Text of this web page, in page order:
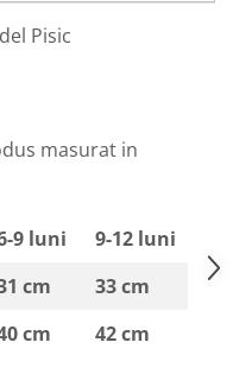
Pisic
masurat in
9 luni
9-12 luni
cm
33 cm
cm 42 cm